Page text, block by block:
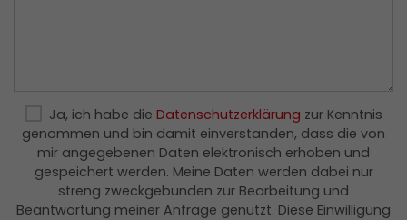
Ja, ich habe die Datenschutzerklärung zur Kenntnis
genommen und bin damit einverstanden, dass die von
mir angegebenen Daten elektronisch erhoben und
gespeichert werden. Meine Daten werden dabei nur
streng zweckgebunden zur Bearbeitung und
Beantwortung meiner Anfrage genutzt. Diese Einwilligung
Statistik(1)
Statistik Cookies erfassen Informationen
anonym. Diese Informationen helfen uns zu